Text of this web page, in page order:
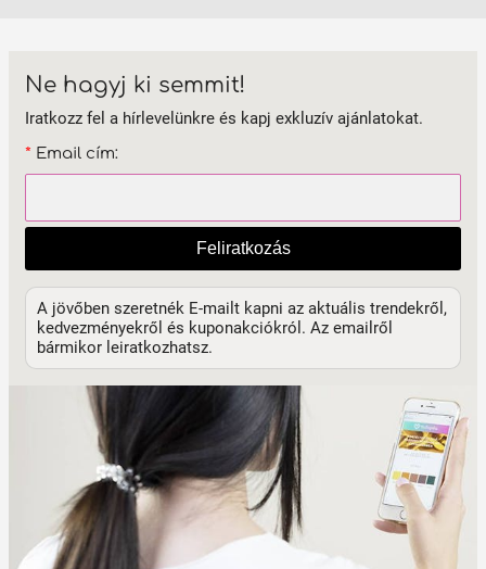
Ne hagyj ki semmit!
Iratkozz fel a hírlevelünkre és kapj exkluzív ajánlatokat.
* Email cím:
Feliratkozás
A jövőben szeretnék E-mailt kapni az aktuális trendekről,
kedvezményekről és kuponakciókról. Az emailről
bármikor leiratkozhatsz.